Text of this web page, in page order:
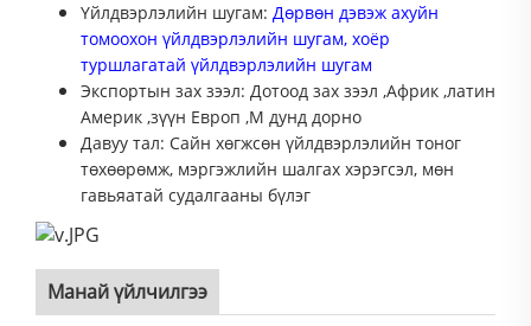
Үйлдвэрлэлийн шугам: Дөрвөн дэвэж ахуйн
томоохон үйлдвэрлэлийн шугам, хоёр
туршлагатай үйлдвэрлэлийн шугам
Экспортын зах зээл: Дотоод зах зээл ,Африк ,латин
Америк ,зүүн Европ ,М дунд дорно
Давуу тал: Сайн хөгжсөн үйлдвэрлэлийн тоног
төхөөрөмж, мэргэжлийн шалгах хэрэгсэл, мөн
гавьяатай судалгааны бүлэг
Манай үйлчилгээ